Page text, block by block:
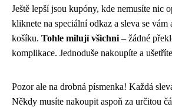
Ještě lepší jsou kupóny, kde nemusíte nic
kliknete na speciální odkaz a sleva se vám
košíku. Tohle milují všichni – žádné
komplikace. Jednoduše nakoupíte a
Pozor ale na drobná písmenka! Každá
Někdy musíte nakoupit aspoň za určitou